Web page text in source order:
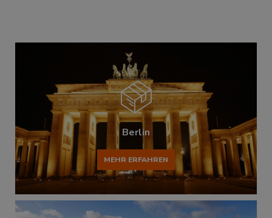
Berlin
MEHR ERFAHREN